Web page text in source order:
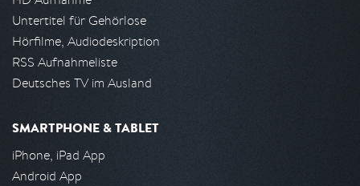
Untertitel für Gehörlose
Hörfilme, Audiodeskription
RSS Aufnahmeliste
Deutsches TV im Ausland
SMARTPHONE & TABLET
iPhone, iPad App
Android App